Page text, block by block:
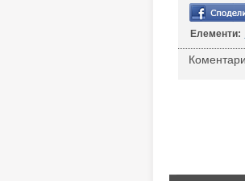
Елементи: